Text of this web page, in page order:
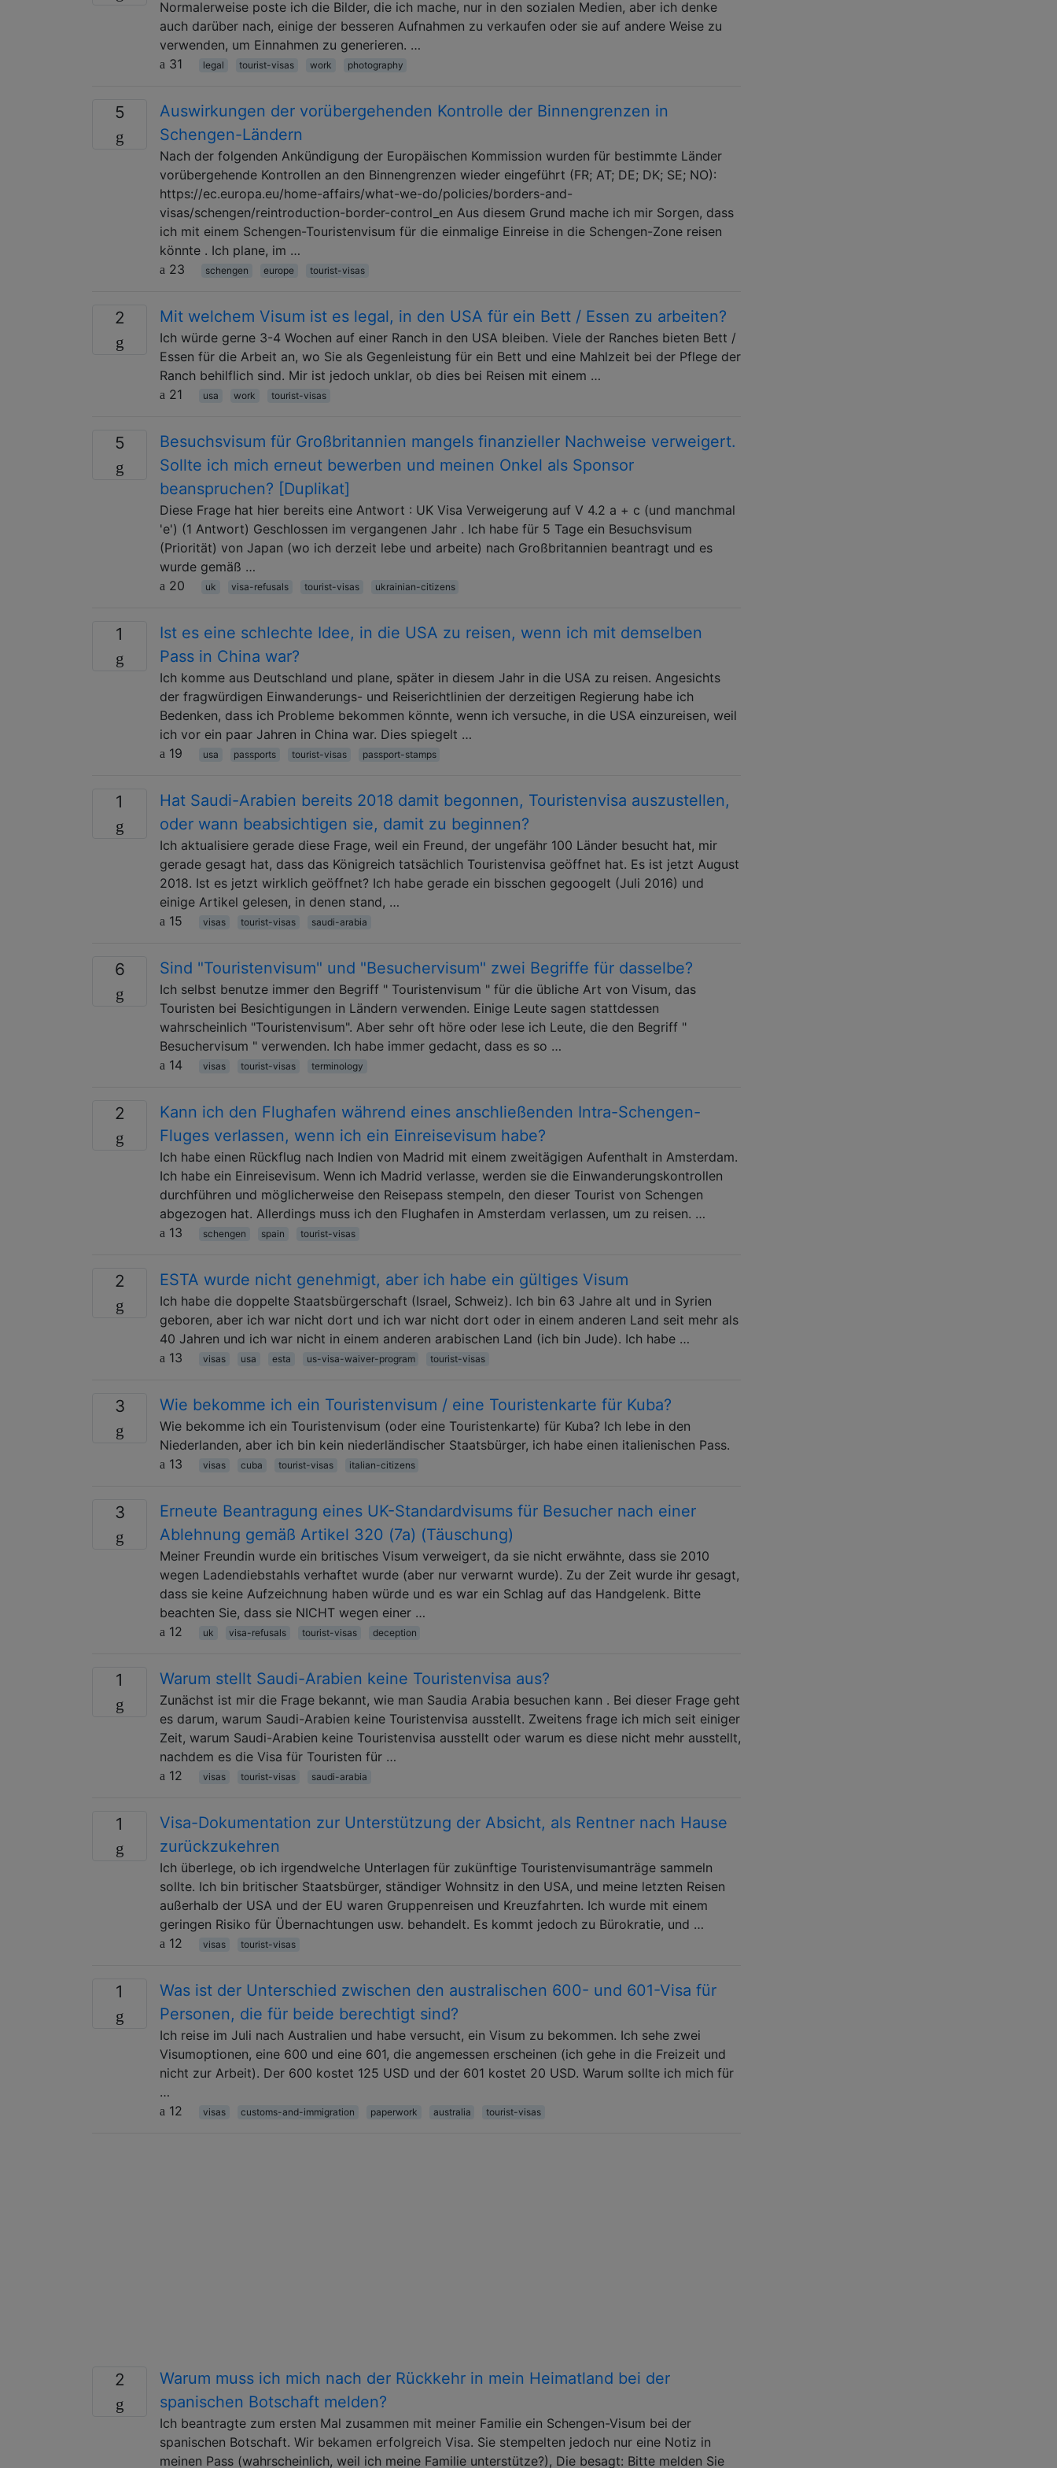
Normalerweise poste ich die Bilder, die ich mache, nur in den sozialen Medien, aber ich denke
auch darüber nach, einige der besseren Aufnahmen zu verkaufen oder sie auf andere Weise zu
verwenden, um Einnahmen zu generieren. …
31
legal tourist-visas work photography
5
Auswirkungen der vorübergehenden Kontrolle der Binnengrenzen in
Schengen-Ländern
Nach der folgenden Ankündigung der Europäischen Kommission wurden für bestimmte Länder
vorübergehende Kontrollen an den Binnengrenzen wieder eingeführt (FR; AT; DE; DK; SE; NO):
https://ec.europa.eu/home-affairs/what-we-do/policies/borders-and-
visas/schengen/reintroduction-border-control_en Aus diesem Grund mache ich mir Sorgen, dass
ich mit einem Schengen-Touristenvisum für die einmalige Einreise in die Schengen-Zone reisen
könnte . Ich plane, im …
23
schengen europe tourist-visas
2 Mit welchem ​​Visum ist es legal, in den USA für ein Bett / Essen zu arbeiten?
Ich würde gerne 3-4 Wochen auf einer Ranch in den USA bleiben. Viele der Ranches bieten Bett /
Essen für die Arbeit an, wo Sie als Gegenleistung für ein Bett und eine Mahlzeit bei der Pflege der
Ranch behilflich sind. Mir ist jedoch unklar, ob dies bei Reisen mit einem …
21
usa work tourist-visas
5
Besuchsvisum für Großbritannien mangels finanzieller Nachweise verweigert.
Sollte ich mich erneut bewerben und meinen Onkel als Sponsor
beanspruchen? [Duplikat]
Diese Frage hat hier bereits eine Antwort : UK Visa Verweigerung auf V 4.2 a + c (und manchmal
'e') (1 Antwort) Geschlossen im vergangenen Jahr . Ich habe für 5 Tage ein Besuchsvisum
(Priorität) von Japan (wo ich derzeit lebe und arbeite) nach Großbritannien beantragt und es
wurde gemäß …
20
uk visa-refusals tourist-visas ukrainian-citizens
1
Ist es eine schlechte Idee, in die USA zu reisen, wenn ich mit demselben
Pass in China war?
Ich komme aus Deutschland und plane, später in diesem Jahr in die USA zu reisen. Angesichts
der fragwürdigen Einwanderungs- und Reiserichtlinien der derzeitigen Regierung habe ich
Bedenken, dass ich Probleme bekommen könnte, wenn ich versuche, in die USA einzureisen, weil
ich vor ein paar Jahren in China war. Dies spiegelt …
19
usa passports tourist-visas passport-stamps
1
Hat Saudi-Arabien bereits 2018 damit begonnen, Touristenvisa auszustellen,
oder wann beabsichtigen sie, damit zu beginnen?
Ich aktualisiere gerade diese Frage, weil ein Freund, der ungefähr 100 Länder besucht hat, mir
gerade gesagt hat, dass das Königreich tatsächlich Touristenvisa geöffnet hat. Es ist jetzt August
2018. Ist es jetzt wirklich geöffnet? Ich habe gerade ein bisschen gegoogelt (Juli 2016) und
einige Artikel gelesen, in denen stand, …
15
visas tourist-visas saudi-arabia
6 Sind "Touristenvisum" und "Besuchervisum" zwei Begriffe für dasselbe?
Ich selbst benutze immer den Begriff " Touristenvisum " für die übliche Art von Visum, das
Touristen bei Besichtigungen in Ländern verwenden. Einige Leute sagen stattdessen
wahrscheinlich "Touristenvisum". Aber sehr oft höre oder lese ich Leute, die den Begriff "
Besuchervisum " verwenden. Ich habe immer gedacht, dass es so …
14
visas tourist-visas terminology
2
Kann ich den Flughafen während eines anschließenden Intra-Schengen-
Fluges verlassen, wenn ich ein Einreisevisum habe?
Ich habe einen Rückflug nach Indien von Madrid mit einem zweitägigen Aufenthalt in Amsterdam.
Ich habe ein Einreisevisum. Wenn ich Madrid verlasse, werden sie die Einwanderungskontrollen
durchführen und möglicherweise den Reisepass stempeln, den dieser Tourist von Schengen
abgezogen hat. Allerdings muss ich den Flughafen in Amsterdam verlassen, um zu reisen. …
13
schengen spain tourist-visas
2 ESTA wurde nicht genehmigt, aber ich habe ein gültiges Visum
Ich habe die doppelte Staatsbürgerschaft (Israel, Schweiz). Ich bin 63 Jahre alt und in Syrien
geboren, aber ich war nicht dort und ich war nicht dort oder in einem anderen Land seit mehr als
40 Jahren und ich war nicht in einem anderen arabischen Land (ich bin Jude). Ich habe …
13
visas usa esta us-visa-waiver-program tourist-visas
3 Wie bekomme ich ein Touristenvisum / eine Touristenkarte für Kuba?
Wie bekomme ich ein Touristenvisum (oder eine Touristenkarte) für Kuba? Ich lebe in den
Niederlanden, aber ich bin kein niederländischer Staatsbürger, ich habe einen italienischen Pass.
13
visas cuba tourist-visas italian-citizens
3
Erneute Beantragung eines UK-Standardvisums für Besucher nach einer
Ablehnung gemäß Artikel 320 (7a) (Täuschung)
Meiner Freundin wurde ein britisches Visum verweigert, da sie nicht erwähnte, dass sie 2010
wegen Ladendiebstahls verhaftet wurde (aber nur verwarnt wurde). Zu der Zeit wurde ihr gesagt,
dass sie keine Aufzeichnung haben würde und es war ein Schlag auf das Handgelenk. Bitte
beachten Sie, dass sie NICHT wegen einer …
12
uk visa-refusals tourist-visas deception
1 Warum stellt Saudi-Arabien keine Touristenvisa aus?
Zunächst ist mir die Frage bekannt, wie man Saudia Arabia besuchen kann . Bei dieser Frage geht
es darum, warum Saudi-Arabien keine Touristenvisa ausstellt. Zweitens frage ich mich seit einiger
Zeit, warum Saudi-Arabien keine Touristenvisa ausstellt oder warum es diese nicht mehr ausstellt,
nachdem es die Visa für Touristen für …
12
visas tourist-visas saudi-arabia
1
Visa-Dokumentation zur Unterstützung der Absicht, als Rentner nach Hause
zurückzukehren
Ich überlege, ob ich irgendwelche Unterlagen für zukünftige Touristenvisumanträge sammeln
sollte. Ich bin britischer Staatsbürger, ständiger Wohnsitz in den USA, und meine letzten Reisen
außerhalb der USA und der EU waren Gruppenreisen und Kreuzfahrten. Ich wurde mit einem
geringen Risiko für Übernachtungen usw. behandelt. Es kommt jedoch zu Bürokratie, und …
12
visas tourist-visas
1
Was ist der Unterschied zwischen den australischen 600- und 601-Visa für
Personen, die für beide berechtigt sind?
Ich reise im Juli nach Australien und habe versucht, ein Visum zu bekommen. Ich sehe zwei
Visumoptionen, eine 600 und eine 601, die angemessen erscheinen (ich gehe in die Freizeit und
nicht zur Arbeit). Der 600 kostet 125 USD und der 601 kostet 20 USD. Warum sollte ich mich für
…
12
visas customs-and-immigration paperwork australia tourist-visas
2
Warum muss ich mich nach der Rückkehr in mein Heimatland bei der
spanischen Botschaft melden?
Ich beantragte zum ersten Mal zusammen mit meiner Familie ein Schengen-Visum bei der
spanischen Botschaft. Wir bekamen erfolgreich Visa. Sie stempelten jedoch nur eine Notiz in
meinen Pass (wahrscheinlich, weil ich meine Familie unterstütze?), Die besagt: Bitte melden Sie